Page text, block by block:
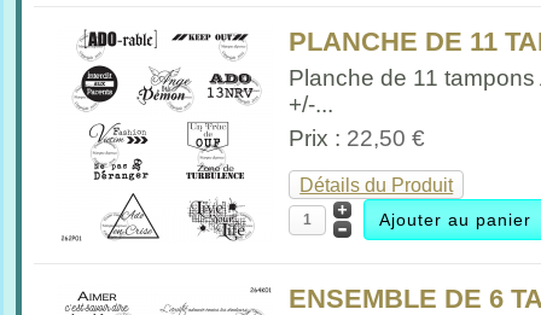
PLANCHE DE 11
Planche de 11 tampons
+/-...
Prix : 22,50 €
Détails du Produit
ENSEMBLE DE 6